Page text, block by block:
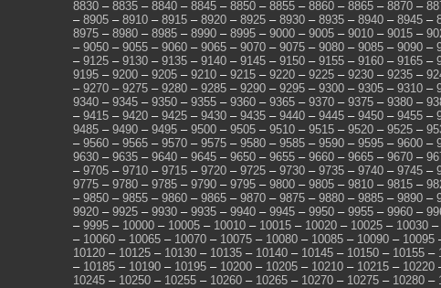
8830 – 8835 – 8840 – 8845 – 8850 – 8855 – 8860 – 8865 – 8870 –
– 8905 – 8910 – 8915 – 8920 – 8925 – 8930 – 8935 – 8940 – 8945 –
8975 – 8980 – 8985 – 8990 – 8995 – 9000 – 9005 – 9010 – 9015 –
– 9050 – 9055 – 9060 – 9065 – 9070 – 9075 – 9080 – 9085 – 9090 –
– 9125 – 9130 – 9135 – 9140 – 9145 – 9150 – 9155 – 9160 – 9165 –
9195 – 9200 – 9205 – 9210 – 9215 – 9220 – 9225 – 9230 – 9235 –
– 9270 – 9275 – 9280 – 9285 – 9290 – 9295 – 9300 – 9305 – 9310 –
9340 – 9345 – 9350 – 9355 – 9360 – 9365 – 9370 – 9375 – 9380 –
– 9415 – 9420 – 9425 – 9430 – 9435 – 9440 – 9445 – 9450 – 9455 –
9485 – 9490 – 9495 – 9500 – 9505 – 9510 – 9515 – 9520 – 9525 –
– 9560 – 9565 – 9570 – 9575 – 9580 – 9585 – 9590 – 9595 – 9600 –
9630 – 9635 – 9640 – 9645 – 9650 – 9655 – 9660 – 9665 – 9670 –
– 9705 – 9710 – 9715 – 9720 – 9725 – 9730 – 9735 – 9740 – 9745 –
9775 – 9780 – 9785 – 9790 – 9795 – 9800 – 9805 – 9810 – 9815 –
– 9850 – 9855 – 9860 – 9865 – 9870 – 9875 – 9880 – 9885 – 9890 –
9920 – 9925 – 9930 – 9935 – 9940 – 9945 – 9950 – 9955 – 9960 –
– 9995 – 10000 – 10005 – 10010 – 10015 – 10020 – 10025 – 10030 –
– 10060 – 10065 – 10070 – 10075 – 10080 – 10085 – 10090 – 10095
10120 – 10125 – 10130 – 10135 – 10140 – 10145 – 10150 – 10155 –
– 10185 – 10190 – 10195 – 10200 – 10205 – 10210 – 10215 – 10220
10245 – 10250 – 10255 – 10260 – 10265 – 10270 – 10275 – 10280 –